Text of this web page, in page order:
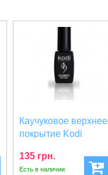
Каучуковое верхнее
покрытие Kodi
135 грн.
Есть в наличии